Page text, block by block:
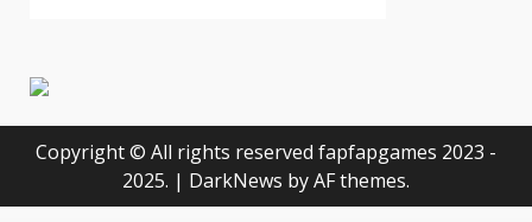
Copyright © All rights reserved fapfapgames 2023 -
2025. | DarkNews by AF themes.